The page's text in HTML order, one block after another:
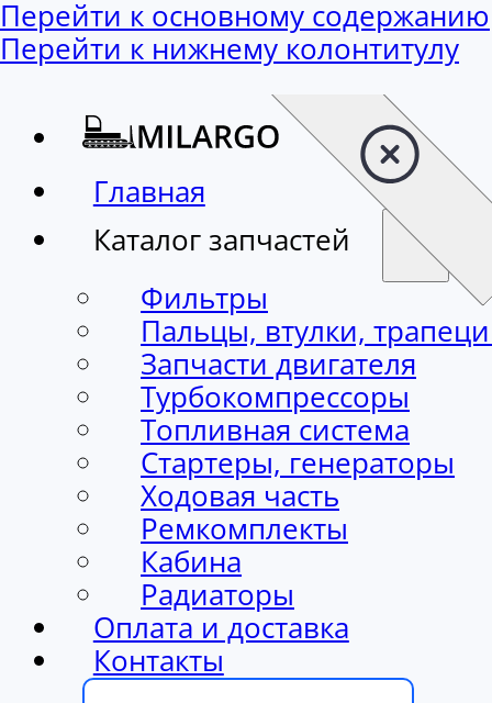
Перейти к основному содержанию
Перейти к нижнему колонтитулу
Главная
Каталог запчастей
Фильтры
Пальцы, втулки,
Запчасти двигателя
Турбокомпрессоры
Топливная система
Стартеры, генераторы
Ходовая часть
Ремкомплекты
Кабина
Радиаторы
Оплата и доставка
Контакты